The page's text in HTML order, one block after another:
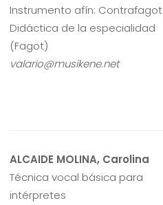
Instrumento afín: Contrafagot
Didáctica de la especialidad
(Fagot)
valario@musikene.net
ALCAIDE MOLINA, Carolina
Técnica vocal básica para
intérpretes